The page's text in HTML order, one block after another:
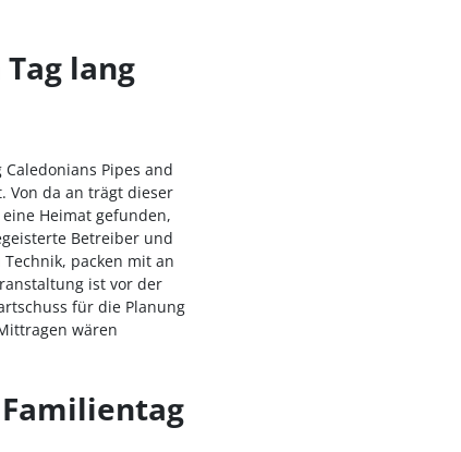
lang
Pipes and
Von da an trägt dieser
Heimat gefunden,
Betreiber und
packen mit an
ist vor der
für die Planung
wären